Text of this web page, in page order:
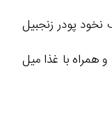
نخود پودر زنجبیل
همراه با غذا میل